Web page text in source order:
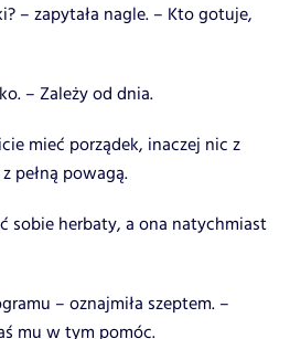
– zapytała nagle. – Kto gotuje,
– Zależy od dnia.
mieć porządek, inaczej nic z
pełną powagą.
sobie herbaty, a ona natychmiast
– oznajmiła szeptem. –
mu w tym pomóc.